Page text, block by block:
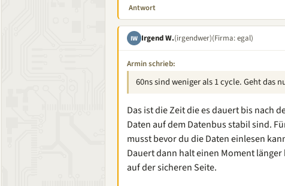
Antwort
IW Irgend W.(irgendwer)(Firma: egal)
Armin schrieb:
60ns sind weniger als 1 cycle. Geht
Das ist die Zeit die es dauert bis nach
Daten auf dem Datenbus stabil sind.
musst bevor du die Daten einlesen
Dauert dann halt einen Moment
auf der sicheren Seite.